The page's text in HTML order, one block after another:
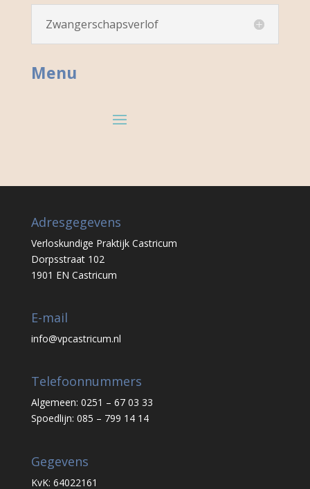
Zwangerschapsverlof
Menu
Adresgegevens
Verloskundige Praktijk Castricum
Dorpsstraat 102
1901 EN Castricum
E-mail
info@vpcastricum.nl
Telefoonnummers
Algemeen: 0251 – 67 03 33
Spoedlijn: 085 – 799 14 14
Gegevens
KvK: 64022161